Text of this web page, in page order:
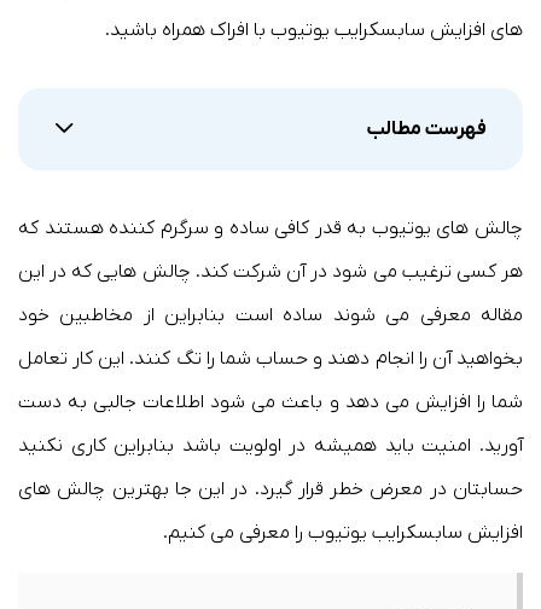
های افزایش سابسکرایب یوتیوب با افراک همراه باشید.
فهرست مطالب
چالش های یوتیوب به قدر کافی ساده و سرگرم کننده هستند که
هر کسی ترغیب می شود در آن شرکت کند. چالش هایی که در این
مقاله معرفی می شوند ساده است بنابراین از مخاطبین خود
بخواهید آن را انجام دهند و حساب شما را تگ کنند. این کار تعامل
شما را افزایش می دهد و باعث می شود اطلاعات جالبی به دست
آورید. امنیت باید همیشه در اولویت باشد بنابراین کاری نکنید
حسابتان در معرض خطر قرار گیرد. در این جا بهترین چالش های
افزایش سابسکرایب یوتیوب را معرفی می کنیم.